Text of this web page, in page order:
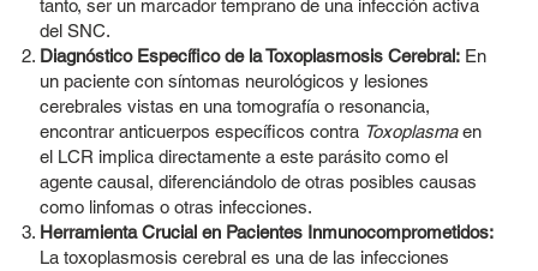
tanto, ser un marcador temprano de una infección activa
del SNC.
Diagnóstico Específico de la Toxoplasmosis Cerebral:En
un paciente con síntomas neurológicos y lesiones
cerebrales vistas en una tomografía o resonancia,
encontrar anticuerpos específicos contra Toxoplasmaen
el LCR implica directamente a este parásito como el
agente causal, diferenciándolo de otras posibles causas
como linfomas o otras infecciones.
Herramienta Crucial en Pacientes Inmunocomprometidos:
La toxoplasmosis cerebral es una de las infecciones